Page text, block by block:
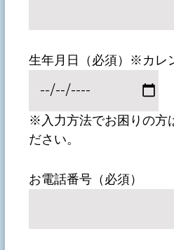
生年月日（必須）※カレ
※入力方法でお困りの方
ださい。
お電話番号（必須）